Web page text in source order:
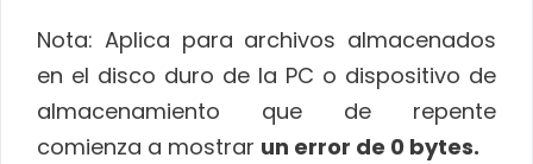
Nota: Aplica para archivos almacenados
en el disco duro de la PC o dispositivo de
almacenamiento que de repente
comienza a mostrar un error de 0 bytes.